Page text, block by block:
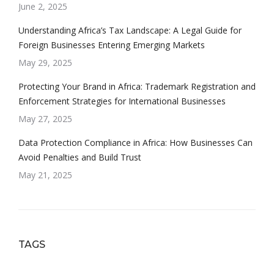
June 2, 2025
Understanding Africa’s Tax Landscape: A Legal Guide for
Foreign Businesses Entering Emerging Markets
May 29, 2025
Protecting Your Brand in Africa: Trademark Registration and
Enforcement Strategies for International Businesses
May 27, 2025
Data Protection Compliance in Africa: How Businesses Can
Avoid Penalties and Build Trust
May 21, 2025
TAGS